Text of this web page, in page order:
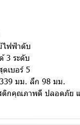
ฟฟ้าดับ
3 ระดับ
เบอร์ 5
มม. ลึก 98 มม.
ติกคุณภาพดี ปลอดภัย